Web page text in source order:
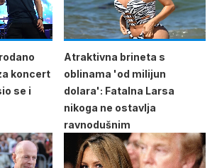
koncert
se i
Atraktivna brineta s
oblinama 'od milijun
dolara': Fatalna Larsa
nikoga ne ostavlja
ravnodušnim